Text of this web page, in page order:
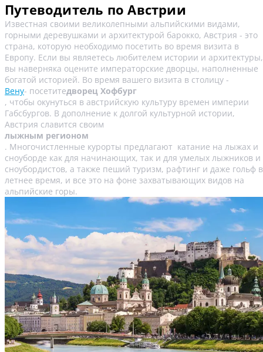
Путеводитель по Австрии
Известная своими великолепными альпийскими видами,
горными деревушками и архитектурой барокко, Австрия - это
страна, которую необходимо посетить во время визита в
Европу. Если вы являетесь любителем истории и архитектуры,
вы наверняка оцените императорские дворцы, наполненные
богатой историей. Во время вашего визита в столицу -
Вену- посетитедворец Хофбург
, чтобы окунуться в австрийскую культуру времен империи
Габсбургов. В дополнение к долгой культурной истории,
Австрия славится своим
лыжным регионом
. Многочистленные курорты предлагают катание на лыжах и
сноуборде как для начинающих, так и для умелых лыжников и
сноубордистов, а также пеший туризм, рафтинг и даже гольф в
летнее время, и все это на фоне захватывающих видов на
альпийские горы.